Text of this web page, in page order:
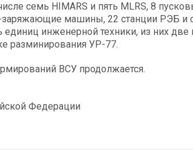
семь HIMARS и пять MLRS, 8
заряжающие машины, 22 станции РЭБ и
инженерной техники, из них
разминирования УР-77.
ВСУ продолжается.
Федерации